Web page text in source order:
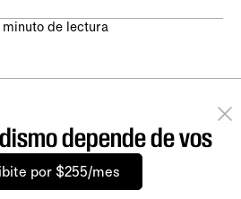
minuto de lectura
depende de vos
por $255/mes